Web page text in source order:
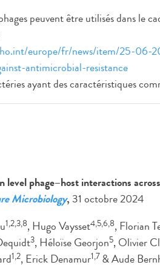
peuvent être utilisés dans le
europe/fr/news/item/25-06-
antimicrobial-resistance
ayant des caractéristiques
level phage–host interactions
Microbiology, 31 octobre 2024
1,2,3,8, Hugo Vaysset4,5,6,8, Florian
3, Héloïse Georjon5, Olivier
1,2, Erick Denamur1,7 & Aude